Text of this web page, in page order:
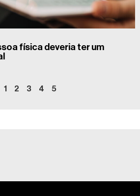
física deveria ter um
1 2 3 4 5